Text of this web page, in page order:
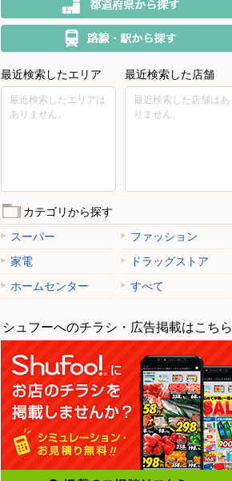
最近検索したエリア
最近検索したエリアは
ありません。
最近検索した店舗
最近検索した店舗はあ
りません。
カテゴリから探す
スーパー
ファッション
家電
ドラッグストア
ホームセンター
すべて
シュフーへのチラシ・広告掲載はこちら